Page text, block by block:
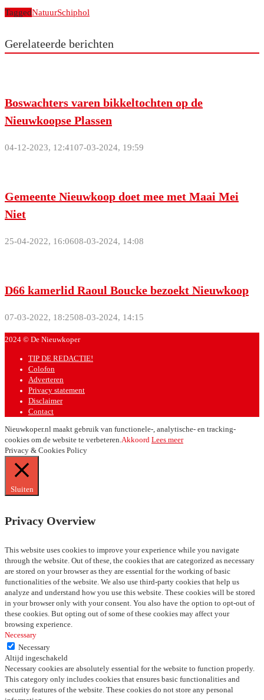
TaggedNatuurSchiphol
Gerelateerde berichten
Boswachters varen bikkeltochten op de
Nieuwkoopse Plassen
04-12-2023, 12:4107-03-2024, 19:59
Gemeente Nieuwkoop doet mee met Maai Mei
Niet
25-04-2022, 16:0608-03-2024, 14:08
D66 kamerlid Raoul Boucke bezoekt Nieuwkoop
07-03-2022, 18:2508-03-2024, 14:15
2024 © De Nieuwkoper
TIP DE REDACTIE!
Colofon
Adverteren
Privacy statement
Disclaimer
Contact
Nieuwkoper.nl maakt gebruik van functionele-, analytische- en tracking-
cookies om de website te verbeteren.Akkoord Lees meer
Privacy & Cookies Policy
Sluiten
Privacy Overview
This website uses cookies to improve your experience while you navigate
through the website. Out of these, the cookies that are categorized as necessary
are stored on your browser as they are essential for the working of basic
functionalities of the website. We also use third-party cookies that help us
analyze and understand how you use this website. These cookies will be stored
in your browser only with your consent. You also have the option to opt-out of
these cookies. But opting out of some of these cookies may affect your
browsing experience.
Necessary
Necessary
Altijd ingeschakeld
Necessary cookies are absolutely essential for the website to function properly.
This category only includes cookies that ensures basic functionalities and
security features of the website. These cookies do not store any personal